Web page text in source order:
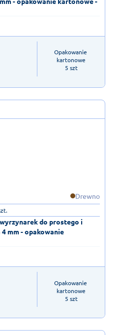
Opakowanie
kartonowe
5 szt
Drewno
do prostego i
mm - opakowanie
Opakowanie
kartonowe
5 szt